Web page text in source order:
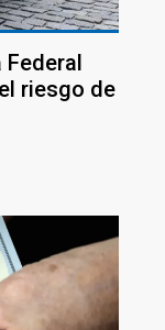
Federal
riesgo de